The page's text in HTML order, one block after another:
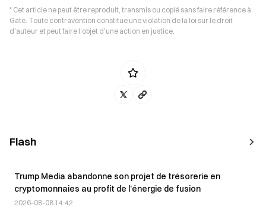
* Cet article ne peut être reproduit, transmis ou copié sans faire référence à
Gate. Toute contravention constitue une violation de la loi sur le droit
d'auteur et peut faire l'objet d'une action en justice.
Flash
Trump Media abandonne son projet de trésorerie en
cryptomonnaies au profit de l’énergie de fusion
2026-08-08 14:42